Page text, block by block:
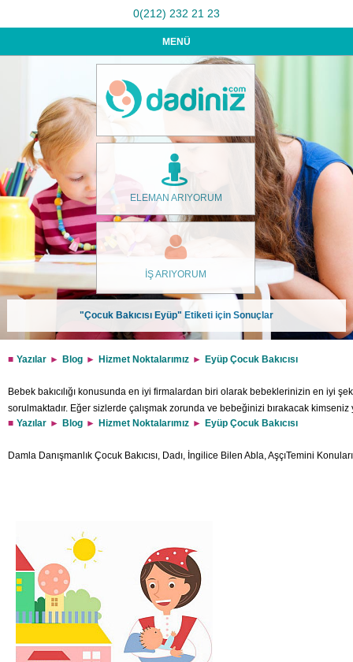
0(212) 232 21 23
MENÜ
ELEMAN ARIYORUM
İŞ ARIYORUM
"Çocuk Bakıcısı Eyüp" Etiketi için Sonuçlar
Yazılar Blog Hizmet Noktalarımız Eyüp Çocuk Bakıcısı
Bebek bakıcılığı konusunda en iyi firmalardan biri olarak bebeklerinizin en iyi
sorulmaktadır. Eğer sizlerde çalışmak zorunda ve bebeğinizi bırakacak kimseniz
sizler için temin edebiliriz. Bu konuda beklentilerinizi fazlasıyla karşılamaya
Yazılar Blog Hizmet Noktalarımız Eyüp Çocuk Bakıcısı
Damla Danışmanlık Çocuk Bakıcısı, Dadı, İngilice Bilen Abla, AşçıTemini